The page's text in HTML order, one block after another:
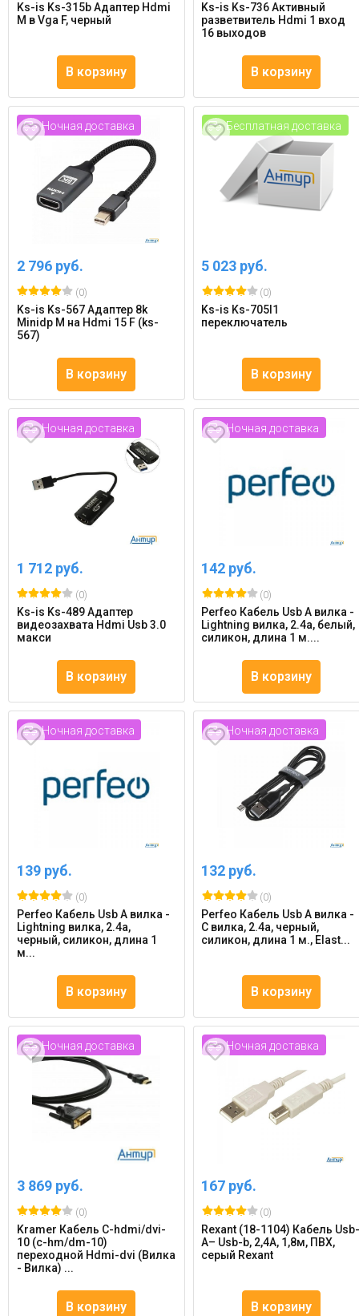
Ks-is Ks-315b Адаптер Hdmi
M в Vga F, черный
В корзину
Ks-is Ks-736 Активный
разветвитель Hdmi 1 вход
16 выходов
В корзину
Ночная доставка
2 796 руб.
(0)
Ks-is Ks-567 Адаптер 8k
Minidp M на Hdmi 15 F (ks-
567)
В корзину
Бесплатная доставка
5 023 руб.
(0)
Ks-is Ks-705l1
переключатель
В корзину
Ночная доставка
1 712 руб.
(0)
Ks-is Ks-489 Адаптер
видеозахвата Hdmi Usb 3.0
макси
В корзину
Ночная доставка
142 руб.
(0)
Perfeo Кабель Usb A вилка -
Lightning вилка, 2.4a, белый,
силикон, длина 1 м....
В корзину
Ночная доставка
139 руб.
(0)
Perfeo Кабель Usb A вилка -
Lightning вилка, 2.4a,
черный, силикон, длина 1
м...
В корзину
Ночная доставка
132 руб.
(0)
Perfeo Кабель Usb A вилка -
C вилка, 2.4a, черный,
силикон, длина 1 м., Elast...
В корзину
Ночная доставка
3 869 руб.
(0)
Kramer Кабель C-hdmi/dvi-
10 (c-hm/dm-10)
переходной Hdmi-dvi (Вилка
- Вилка) ...
В корзину
Ночная доставка
167 руб.
(0)
Rexant (18-1104) Кабель
А– Usb-b, 2,4А, 1,8м, ПВХ,
серый Rexant
В корзину